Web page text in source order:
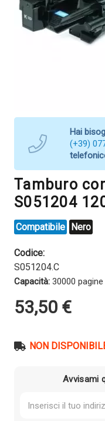
Hai
(+39)
Tamburo
S051204
Compatibile Nero
Codice:
S051204.C
Capacità: 30000 pagine
53,50 €
NON
Avvisami